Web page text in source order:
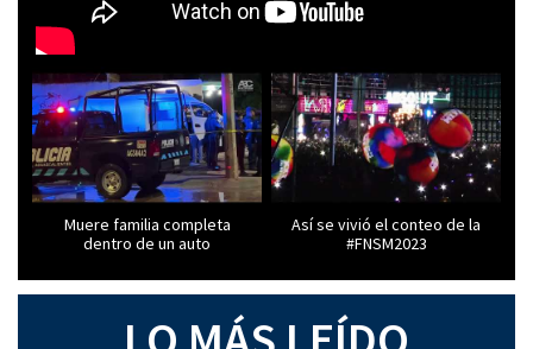
Muere familia completa
dentro de un auto
Así se vivió el conteo de la
#FNSM2023